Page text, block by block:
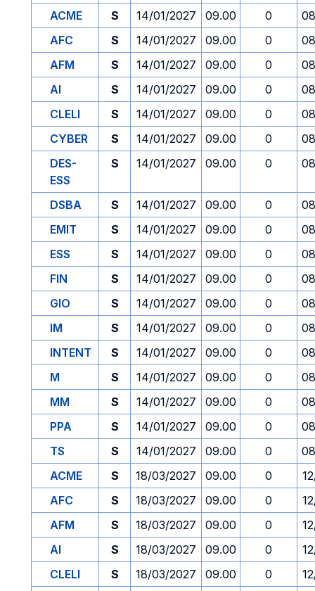
ACME
S 14/01/2027 09.00 0
AFC
S 14/01/2027 09.00 0
AFM
S 14/01/2027 09.00 0
AI
S 14/01/2027 09.00 0
CLELI
S 14/01/2027 09.00 0
CYBER
S 14/01/2027 09.00 0
DES-
ESS
S 14/01/2027 09.00 0
DSBA S 14/01/2027 09.00 0
EMIT
S 14/01/2027 09.00 0
ESS
S 14/01/2027 09.00 0
FIN
S 14/01/2027 09.00 0
GIO
S 14/01/2027 09.00 0
IM
S 14/01/2027 09.00 0
INTENT
S 14/01/2027 09.00 0
M
S 14/01/2027 09.00 0
MM
S 14/01/2027 09.00 0
PPA
S 14/01/2027 09.00 0
TS
S 14/01/2027 09.00 0
ACME
S 18/03/2027 09.00 0
AFC
S 18/03/2027 09.00 0
AFM
S 18/03/2027 09.00 0
AI
S 18/03/2027 09.00 0
CLELI
S 18/03/2027 09.00 0